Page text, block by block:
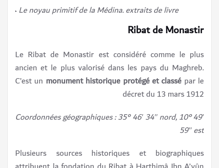
Le noyau primitif de la Médina. extraits de livre جلول ناجي، الرباطات البحرية
Ribat de Monastir
Le Ribat de Monastir est considéré comme le plus
ancien et le plus valorisé dans les pays du Maghreb.
C’est un monument historique protégé et classé par le
décret du 13 mars 1912
Coordonnées géographiques : 35° 46′ 34″ nord, 10° 49′
59″ est
Plusieurs sources historiques et biographiques